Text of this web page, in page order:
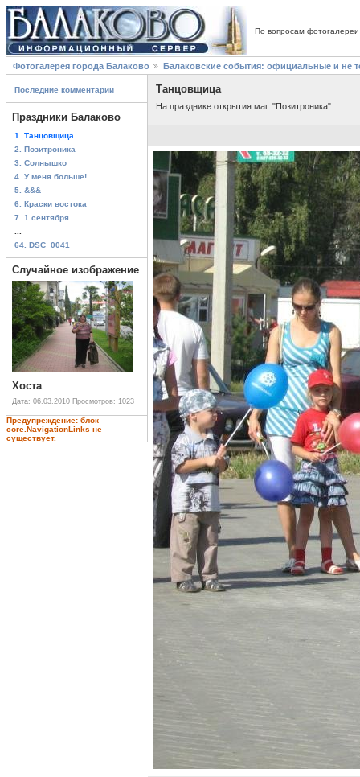
По вопросам
Фотогалерея города Балаково Балаковские события: официальные и не
Последние комментарии
Праздники Балаково
1. Танцовщица
2. Позитроника
3. Солнышко
4. У меня больше!
5. &&&
6. Краски востока
7. 1 сентября
64. DSC_0041
Случайное изображение
Хоста
Дата: 06.03.2010 Просмотров: 1023
Предупреждение: блок
core.NavigationLinks не
существует.
Танцовщица
На празднике открытия маг. "Позитроника".